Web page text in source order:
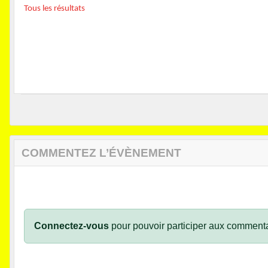
Tous les résultats
COMMENTEZ L’ÉVÈNEMENT
Connectez-vous pour pouvoir participer aux